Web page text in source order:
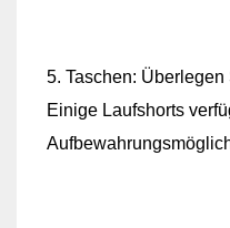
5. Taschen:
Einige Laufshorts